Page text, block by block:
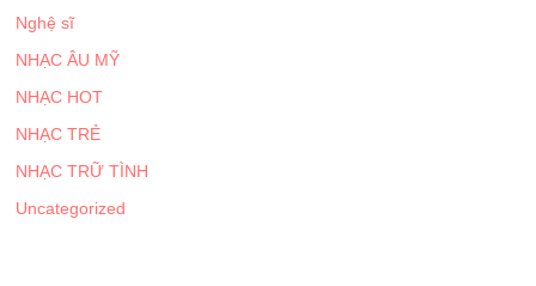
Nghệ sĩ
NHẠC ÂU MỸ
NHẠC HOT
NHẠC TRẺ
NHẠC TRỮ TÌNH
Uncategorized